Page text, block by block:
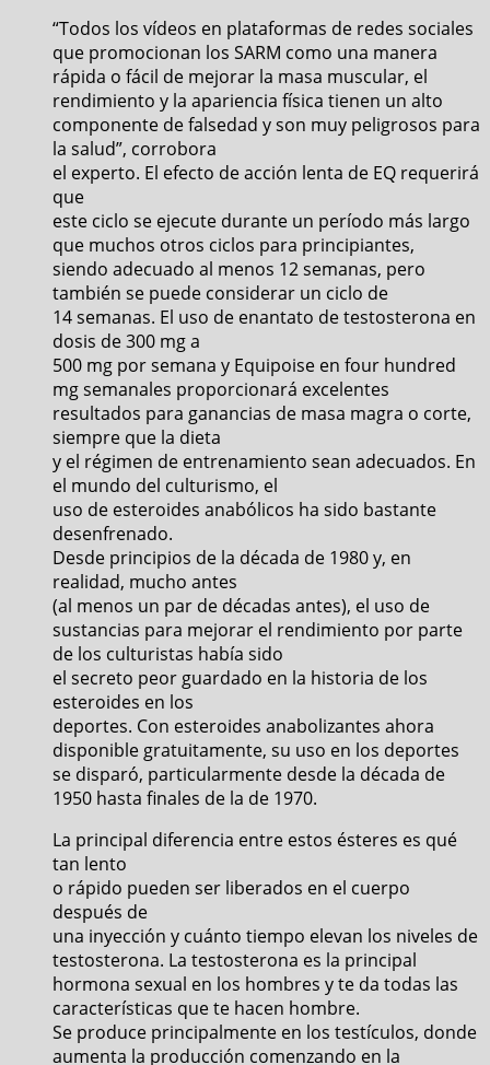
“Todos los vídeos en plataformas de redes sociales
que promocionan los SARM como una manera
rápida o fácil de mejorar la masa muscular, el
rendimiento y la apariencia física tienen un alto
componente de falsedad y son muy peligrosos para
la salud”, corrobora
el experto. El efecto de acción lenta de EQ requerirá
que
este ciclo se ejecute durante un período más largo
que muchos otros ciclos para principiantes,
siendo adecuado al menos 12 semanas, pero
también se puede considerar un ciclo de
14 semanas. El uso de enantato de testosterona en
dosis de 300 mg a
500 mg por semana y Equipoise en four hundred
mg semanales proporcionará excelentes
resultados para ganancias de masa magra o corte,
siempre que la dieta
y el régimen de entrenamiento sean adecuados. En
el mundo del culturismo, el
uso de esteroides anabólicos ha sido bastante
desenfrenado.
Desde principios de la década de 1980 y, en
realidad, mucho antes
(al menos un par de décadas antes), el uso de
sustancias para mejorar el rendimiento por parte
de los culturistas había sido
el secreto peor guardado en la historia de los
esteroides en los
deportes. Con esteroides anabolizantes ahora
disponible gratuitamente, su uso en los deportes
se disparó, particularmente desde la década de
1950 hasta finales de la de 1970.
La principal diferencia entre estos ésteres es qué
tan lento
o rápido pueden ser liberados en el cuerpo
después de
una inyección y cuánto tiempo elevan los niveles de
testosterona. La testosterona es la principal
hormona sexual en los hombres y te da todas las
características que te hacen hombre.
Se produce principalmente en los testículos, donde
aumenta la producción comenzando en la